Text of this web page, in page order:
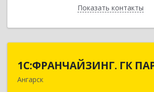
Показать контакты
Назад
1С:ФРАНЧАЙЗИНГ. ГК
Ангарск
1С:ФРАНЧАЙЗИНГ. ГК